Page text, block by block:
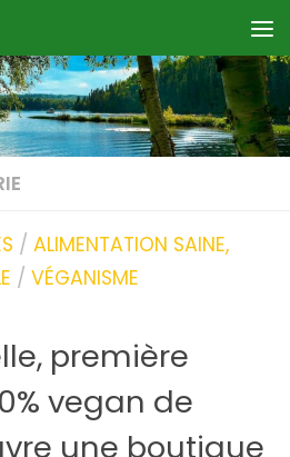
/ ALIMENTATION SAINE,
/ VÉGANISME
première
vegan de
une boutique